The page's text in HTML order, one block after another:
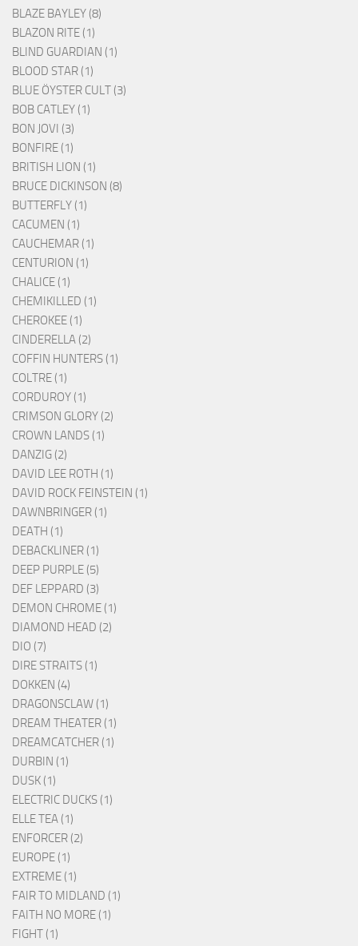
BLAZE BAYLEY (8)
BLAZON RITE (1)
BLIND GUARDIAN (1)
BLOOD STAR (1)
BLUE ÖYSTER CULT (3)
BOB CATLEY (1)
BON JOVI (3)
BONFIRE (1)
BRITISH LION (1)
BRUCE DICKINSON (8)
BUTTERFLY (1)
CACUMEN (1)
CAUCHEMAR (1)
CENTURION (1)
CHALICE (1)
CHEMIKILLED (1)
CHEROKEE (1)
CINDERELLA (2)
COFFIN HUNTERS (1)
COLTRE (1)
CORDUROY (1)
CRIMSON GLORY (2)
CROWN LANDS (1)
DANZIG (2)
DAVID LEE ROTH (1)
DAVID ROCK FEINSTEIN (1)
DAWNBRINGER (1)
DEATH (1)
DEBACKLINER (1)
DEEP PURPLE (5)
DEF LEPPARD (3)
DEMON CHROME (1)
DIAMOND HEAD (2)
DIO (7)
DIRE STRAITS (1)
DOKKEN (4)
DRAGONSCLAW (1)
DREAM THEATER (1)
DREAMCATCHER (1)
DURBIN (1)
DUSK (1)
ELECTRIC DUCKS (1)
ELLE TEA (1)
ENFORCER (2)
EUROPE (1)
EXTREME (1)
FAIR TO MIDLAND (1)
FAITH NO MORE (1)
FIGHT (1)